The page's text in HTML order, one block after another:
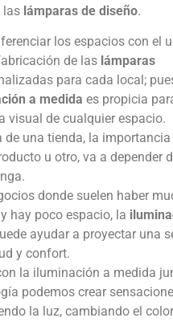
las lámparas de diseño.
los espacios con el
de las lámparas
para cada local;
a medida es propicia
visual de cualquier espacio.
de una tienda, la importancia
u otro, va a depender
donde suelen haber
hay poco espacio, la
ayudar a proyectar una
y confort.
la iluminación a medida
podemos crear
la luz, cambiando el